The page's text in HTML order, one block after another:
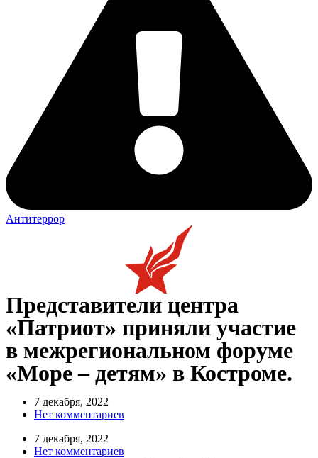
Антитеррор
Представители центра
«Патриот» приняли участие
в межрегиональном форуме
«Море – детям» в Костроме.
7 декабря, 2022
Нет комментариев
7 декабря, 2022
Нет комментариев